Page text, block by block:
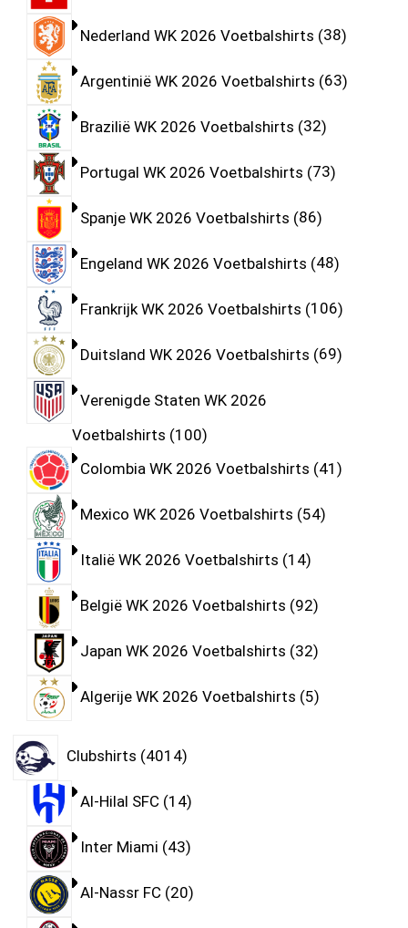
Nederland WK 2026 Voetbalshirts 38
Argentinië WK 2026 Voetbalshirts 63
Brazilië WK 2026 Voetbalshirts 32
Portugal WK 2026 Voetbalshirts 73
Spanje WK 2026 Voetbalshirts 86
Engeland WK 2026 Voetbalshirts 48
Frankrijk WK 2026 Voetbalshirts 106
Duitsland WK 2026 Voetbalshirts 69
Verenigde Staten WK 2026
Voetbalshirts 100
Colombia WK 2026 Voetbalshirts 41
Mexico WK 2026 Voetbalshirts 54
Italië WK 2026 Voetbalshirts 14
België WK 2026 Voetbalshirts 92
Japan WK 2026 Voetbalshirts 32
Algerije WK 2026 Voetbalshirts 5
Clubshirts 4014
Al-Hilal SFC 14
Inter Miami 43
Al-Nassr FC 20